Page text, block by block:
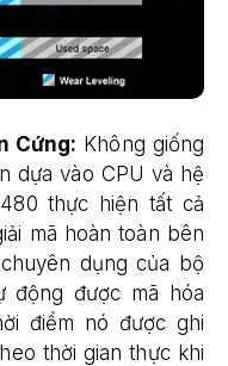
Cứng: Không giống
dựa vào CPU và hệ
thực hiện tất cả
mã hoàn toàn bên
dụng của bộ
động được mã hóa
điểm nó được ghi
thời gian thực khi